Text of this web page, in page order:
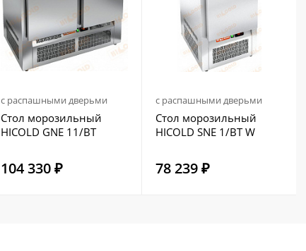
с распашными дверьми
Стол морозильный
HICOLD GNE 11/BT
104 330 ₽
с распашными дверьми
Стол морозильный
HICOLD SNE 1/BT W
78 239 ₽